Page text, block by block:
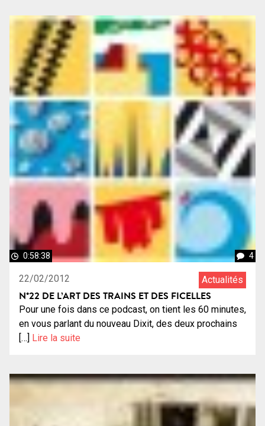
0:58:38 4
22/02/2012 Actualités
N°22 DE L’ART DES TRAINS ET DES FICELLES
Pour une fois dans ce podcast, on tient les 60 minutes,
en vous parlant du nouveau Dixit, des deux prochains
[…] Lire la suite